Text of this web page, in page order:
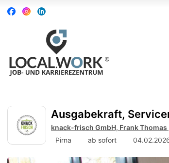
Accessibility
Modus
zum
Inhalt
Auf Auf
folgen
Auf
folgen
Ausgabekraft,
knack-frisch GmbH, Frank Thomas
Pirna ab sofort